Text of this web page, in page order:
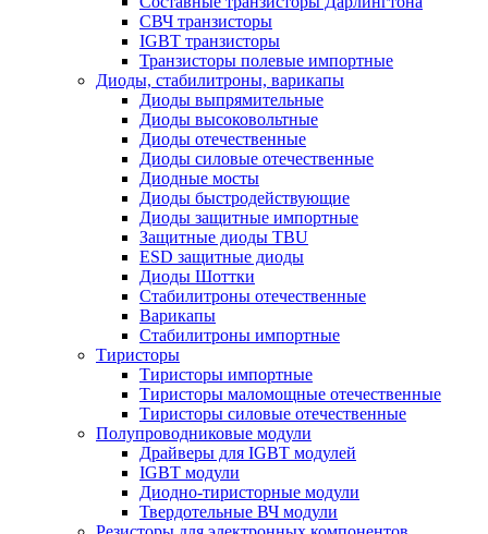
СВЧ транзисторы
IGBT транзисторы
Транзисторы полевые импортные
Диоды, стабилитроны, варикапы
Диоды выпрямительные
Диоды высоковольтные
Диоды отечественные
Диоды силовые отечественные
Диодные мосты
Диоды быстродействующие
Диоды защитные импортные
Защитные диоды TBU
ESD защитные диоды
Диоды Шоттки
Стабилитроны отечественные
Варикапы
Стабилитроны импортные
Тиристоры
Тиристоры импортные
Тиристоры маломощные отечественные
Тиристоры силовые отечественные
Полупроводниковые модули
Драйверы для IGBT модулей
IGBT модули
Диодно-тиристорные модули
Твердотельные ВЧ модули